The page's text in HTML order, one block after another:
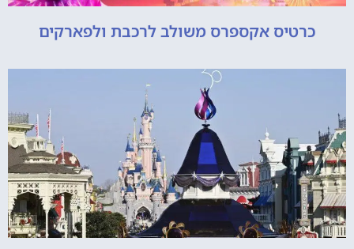
כרטיס אקספרס משולב לרכבת ולפארקים